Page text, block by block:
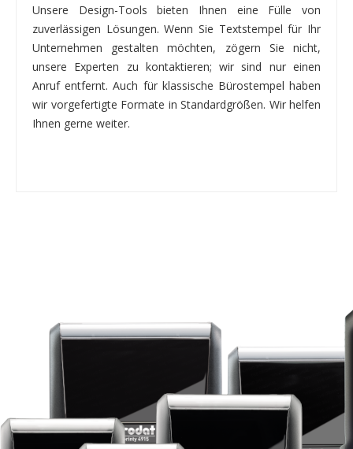
Unsere Design-Tools bieten Ihnen eine Fülle von
zuverlässigen Lösungen. Wenn Sie Textstempel für Ihr
Unternehmen gestalten möchten, zögern Sie nicht,
unsere Experten zu kontaktieren; wir sind nur einen
Anruf entfernt. Auch für klassische Bürostempel haben
wir vorgefertigte Formate in Standardgrößen. Wir helfen
Ihnen gerne weiter.